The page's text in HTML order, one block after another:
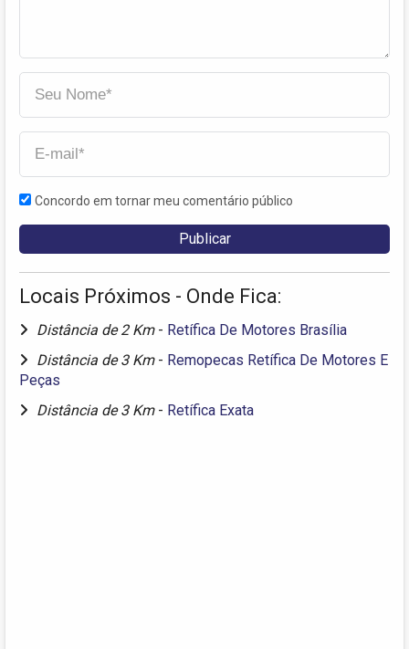
Concordo em tornar meu comentário público
Locais Próximos - Onde Fica:
Distância de 2 Km - Retífica De Motores Brasília
Distância de 3 Km - Remopecas Retífica De Motores E
Peças
Distância de 3 Km - Retífica Exata